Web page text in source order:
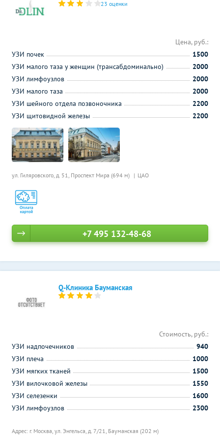
23 оценки
ул. Гиляровского, д. 51, Проспект Мира (694 м) ЦАО
Цена, руб.:
УЗИ почек
1500
УЗИ малого таза у женщин (трансабдоминально)
2000
УЗИ лимфоузлов
2000
УЗИ малого таза
2000
УЗИ шейного отдела позвоночника
2200
УЗИ щитовидной железы
2200
+7 495 132-48-68
Q-Клиника Бауманская
Адрес: г. Москва, ул. Энгельса, д. 7/21, Бауманская (202 м)
Стоимость, руб.:
УЗИ надпочечников
940
УЗИ плеча
1000
УЗИ мягких тканей
1500
УЗИ вилочковой железы
1550
УЗИ селезенки
1600
УЗИ лимфоузлов
2300